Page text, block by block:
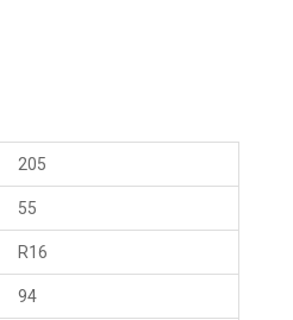
205
55
R16
94